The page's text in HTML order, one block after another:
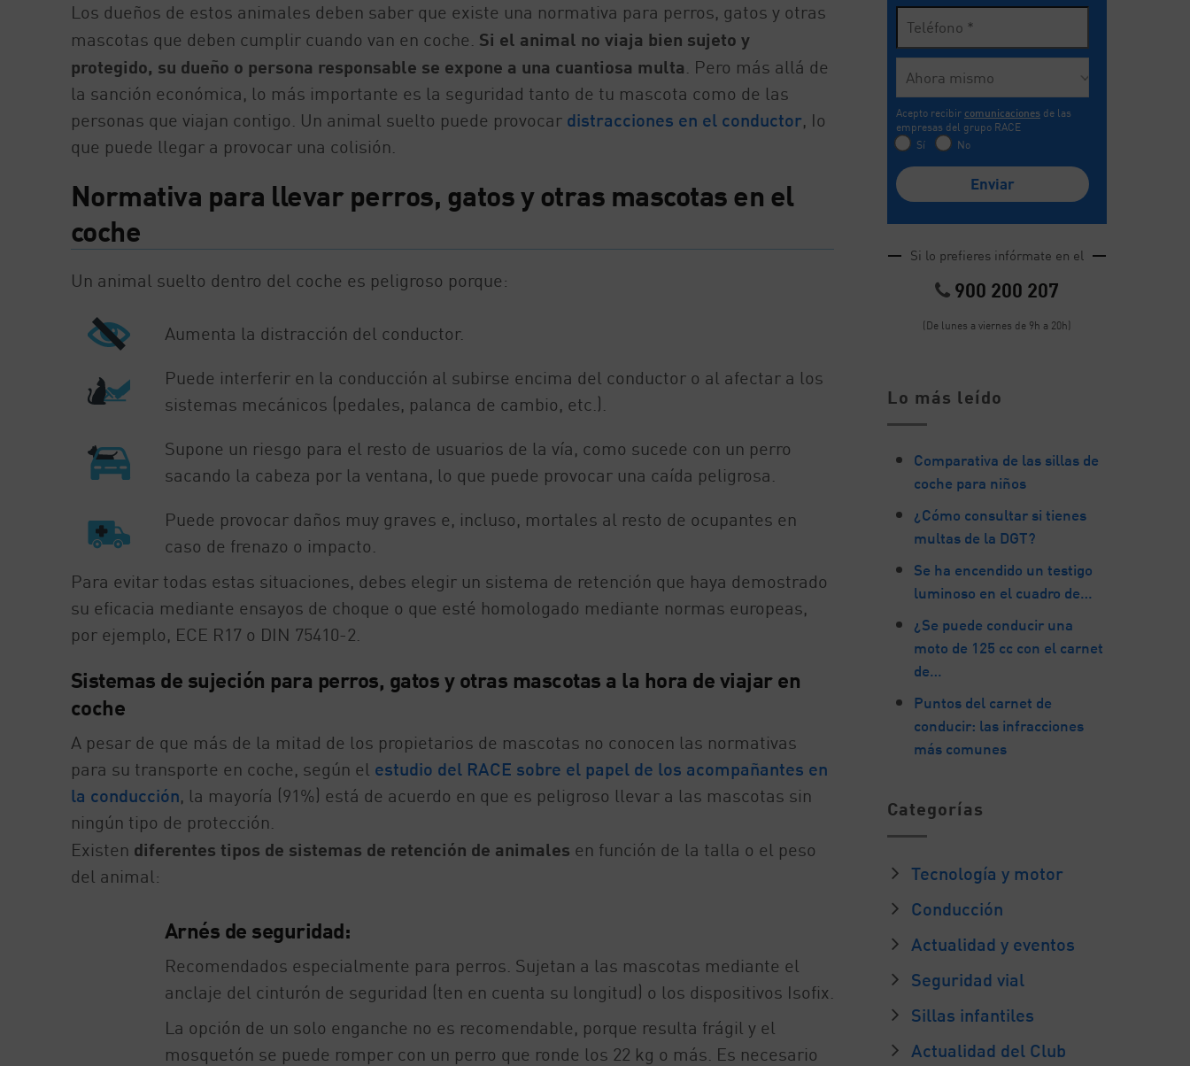
Los dueños de estos animales deben saber que existe una normativa para perros, gatos y otras
mascotas que deben cumplir cuando van en coche. Si el animal no viaja bien sujeto y
protegido, su dueño o persona responsable se expone a una cuantiosa multa. Pero más allá de
la sanción económica, lo más importante es la seguridad tanto de tu mascota como de las
personas que viajan contigo. Un animal suelto puede provocar distracciones en el conductor, Io
que puede llegar a provocar una colisión.
Normativa para llevar perros, gatos y otras mascotas en el
coche
Un animal suelto dentro del coche es peligroso porque:
Aumenta la distracción del conductor.
Puede interferir en la conducción al subirse encima del conductor o al afectar a los
sistemas mecánicos (pedales, palanca de cambio, etc.).
Supone un riesgo para el resto de usuarios de la vía, como sucede con un perro
sacando la cabeza por la ventana, lo que puede provocar una caída peligrosa.
Puede provocar daños muy graves e, incluso, mortales al resto de ocupantes en
caso de frenazo o impacto.
Para evitar todas estas situaciones, debes elegir un sistema de retención que haya demostrado
su eficacia mediante ensayos de choque o que esté homologado mediante normas europeas,
por ejemplo, ECE R17 o DIN 75410-2.
Sistemas de sujeción para perros, gatos y otras mascotas a la hora de viajar en
coche
A pesar de que más de la mitad de los propietarios de mascotas no conocen las normativas
para su transporte en coche, según el estudio del RACE sobre el papel de los acompañantes en
la conducción, la mayoría (91%) está de acuerdo en que es peligroso llevar a las mascotas sin
ningún tipo de protección.
Existen diferentes tipos de sistemas de retención de animales en función de la talla o el peso
del animal:
Arnés de seguridad:
Recomendados especialmente para perros. Sujetan a las mascotas mediante el
anclaje del cinturón de seguridad (ten en cuenta su longitud) o los dispositivos Isofix.
La opción de un solo enganche no es recomendable, porque resulta frágil y el
mosquetón se puede romper con un perro que ronde los 22 kg o más. Es necesario
Acepto recibir comunicaciones de las
empresas del grupo RACE
Sí
No
Si lo prefieres infórmate en el
900 200 207
(De lunes a viernes de 9h a 20h)
Lo más leído
Comparativa de las sillas de
coche para niños
¿Cómo consultar si tienes
multas de la DGT?
Se ha encendido un testigo
luminoso en el cuadro de…
¿Se puede conducir una
moto de 125 cc con el carnet
de…
Puntos del carnet de
conducir: las infracciones
más comunes
Categorías
Tecnología y motor
Conducción
Actualidad y eventos
Seguridad vial
Sillas infantiles
Actualidad del Club